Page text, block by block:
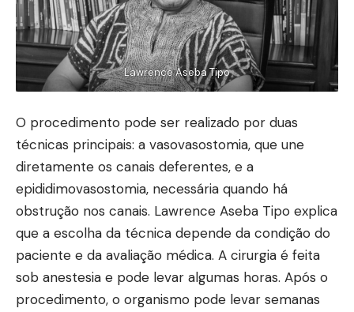
Lawrence Aseba Tipo
O procedimento pode ser realizado por duas
técnicas principais: a vasovasostomia, que une
diretamente os canais deferentes, e a
epididimovasostomia, necessária quando há
obstrução nos canais. Lawrence Aseba Tipo explica
que a escolha da técnica depende da condição do
paciente e da avaliação médica. A cirurgia é feita
sob anestesia e pode levar algumas horas. Após o
procedimento, o organismo pode levar semanas